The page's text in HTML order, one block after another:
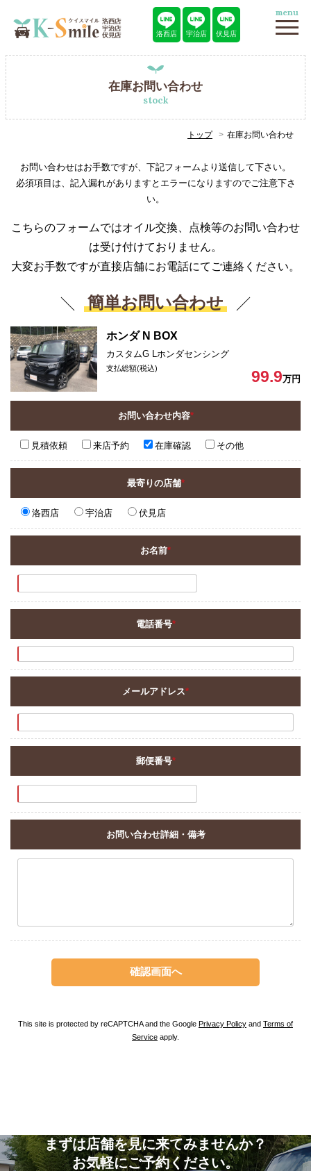
洛西店 宇治店 伏見店
menu
在庫お問い合わせ
stock
トップ 在庫お問い合わせ
お問い合わせはお手数ですが、下記フォームより送信して下さい。
必須項目は、記入漏れがありますとエラーになりますのでご注意下さ
い。
こちらのフォームではオイル交換、点検等のお問い合わせ
は受け付けておりません。
大変お手数ですが直接店舗にお電話にてご連絡ください。
簡単お問い合わせ
ホンダ N BOX
カスタムG Lホンダセンシング
支払総額(税込) 99.9万円
お問い合わせ内容*
見積依頼 来店予約 在庫確認 その他
最寄りの店舗*
洛西店 宇治店 伏見店
お名前*
電話番号*
メールアドレス*
郵便番号*
お問い合わせ詳細・備考
This site is protected by reCAPTCHA and the Google Privacy Policy and Terms of
Service apply.
まずは店舗を見に来てみませんか？
お気軽にご予約ください。